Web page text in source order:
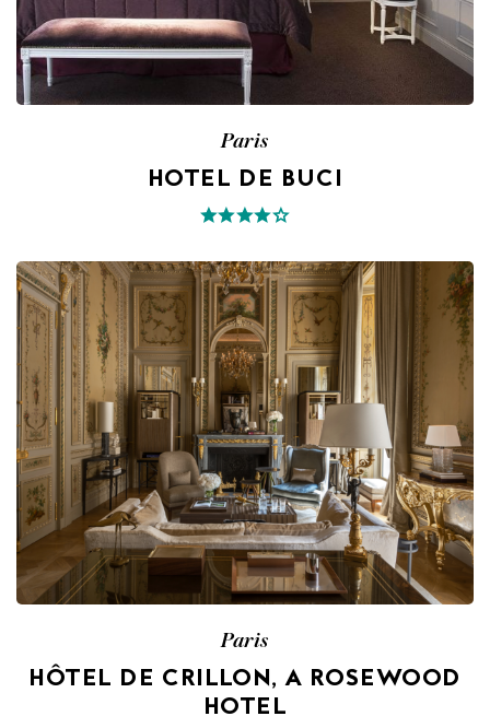
Paris
HOTEL DE BUCI
Paris
HÔTEL DE CRILLON, A ROSEWOOD
HOTEL